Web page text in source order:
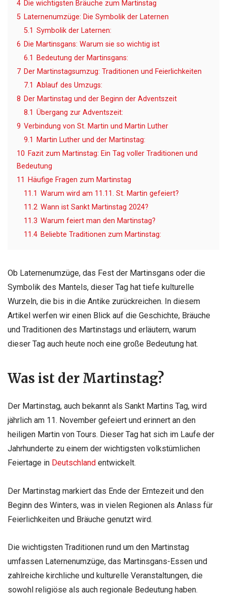
4 Die wichtigsten Bräuche zum Martinstag
5 Laternenumzüge: Die Symbolik der Laternen
5.1 Symbolik der Laternen:
6 Die Martinsgans: Warum sie so wichtig ist
6.1
Bedeutung der Martinsgans:
7 Der Martinstagsumzug: Traditionen und Feierlichkeiten
7.1 Ablauf des Umzugs:
8 Der Martinstag und der Beginn der Adventszeit
8.1 Übergang zur Adventszeit:
9 Verbindung von St. Martin und Martin Luther
9.1
Martin Luther und der Martinstag:
10 Fazit zum Martinstag: Ein Tag voller Traditionen und
Bedeutung
11
Häufige Fragen zum Martinstag
11.1 Warum wird am 11.11. St. Martin gefeiert?
11.2 Wann ist Sankt Martinstag 2024?
11.3 Warum feiert man den Martinstag?
11.4 Beliebte Traditionen zum Martinstag:
Ob Laternenumzüge, das Fest der Martinsgans oder die
Symbolik des Mantels, dieser Tag hat tiefe kulturelle
Wurzeln, die bis in die Antike zurückreichen. In diesem
Artikel werfen wir einen Blick auf die Geschichte, Bräuche
und Traditionen des Martinstags und erläutern, warum
dieser Tag auch heute noch eine große Bedeutung hat.
Was ist der Martinstag?
Der Martinstag, auch bekannt als Sankt Martins Tag, wird
jährlich am 11. November gefeiert und erinnert an den
heiligen Martin von Tours. Dieser Tag hat sich im Laufe der
Jahrhunderte zu einem der wichtigsten volkstümlichen
Feiertage in Deutschland entwickelt.
Der Martinstag markiert das Ende der Erntezeit und den
Beginn des Winters, was in vielen Regionen als Anlass für
Feierlichkeiten und Bräuche genutzt wird.
Die wichtigsten Traditionen rund um den Martinstag
umfassen Laternenumzüge, das Martinsgans-Essen und
zahlreiche kirchliche und kulturelle Veranstaltungen, die
sowohl religiöse als auch regionale Bedeutung haben.